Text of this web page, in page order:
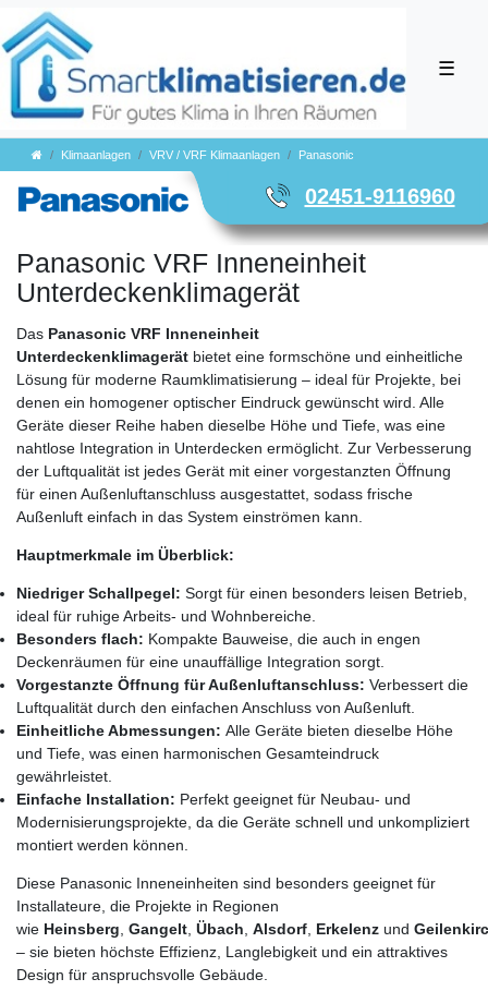
☰
Klimaanlagen VRV / VRF Klimaanlagen Panasonic
02451-9116960
Panasonic VRF Inneneinheit
Unterdeckenklimagerät
Das Panasonic VRF Inneneinheit
Unterdeckenklimagerät bietet eine formschöne und einheitliche
Lösung für moderne Raumklimatisierung – ideal für Projekte, bei
denen ein homogener optischer Eindruck gewünscht wird. Alle
Geräte dieser Reihe haben dieselbe Höhe und Tiefe, was eine
nahtlose Integration in Unterdecken ermöglicht. Zur Verbesserung
der Luftqualität ist jedes Gerät mit einer vorgestanzten Öffnung
für einen Außenluftanschluss ausgestattet, sodass frische
Außenluft einfach in das System einströmen kann.
Hauptmerkmale im Überblick:
Niedriger Schallpegel: Sorgt für einen besonders leisen Betrieb,
ideal für ruhige Arbeits- und Wohnbereiche.
Besonders flach: Kompakte Bauweise, die auch in engen
Deckenräumen für eine unauffällige Integration sorgt.
Vorgestanzte Öffnung für Außenluftanschluss: Verbessert die
Luftqualität durch den einfachen Anschluss von Außenluft.
Einheitliche Abmessungen: Alle Geräte bieten dieselbe Höhe
und Tiefe, was einen harmonischen Gesamteindruck
gewährleistet.
Einfache Installation: Perfekt geeignet für Neubau- und
Modernisierungsprojekte, da die Geräte schnell und unkompliziert
montiert werden können.
Diese Panasonic Inneneinheiten sind besonders geeignet für
Installateure, die Projekte in Regionen
wie Heinsberg Gangelt Übach Alsdorf Erkelenz und
– sie bieten höchste Effizienz, Langlebigkeit und ein attraktives
Design für anspruchsvolle Gebäude.